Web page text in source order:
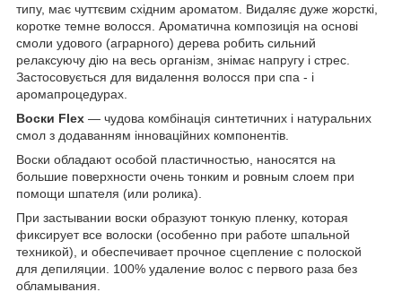
типу, має чуттєвим східним ароматом. Видаляє дуже жорсткі,
коротке темне волосся. Ароматична композиція на основі
смоли удового (аграрного) дерева робить сильний
релаксуючу дію на весь організм, знімає напругу і стрес.
Застосовується для видалення волосся при спа - і
аромапроцедурах.
Воски Flex — чудова комбінація синтетичних і натуральних
смол з додаванням інноваційних компонентів.
Воски обладают особой пластичностью, наносятся на
большие поверхности очень тонким и ровным слоем при
помощи шпателя (или ролика).
При застывании воски образуют тонкую пленку, которая
фиксирует все волоски (особенно при работе шпальной
техникой), и обеспечивает прочное сцепление с полоской
для депиляции. 100% удаление волос с первого раза без
обламывания.